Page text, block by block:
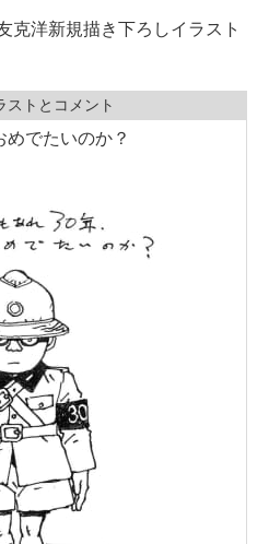
克洋新規描き下ろしイラスト
ストとコメント
でたいのか？